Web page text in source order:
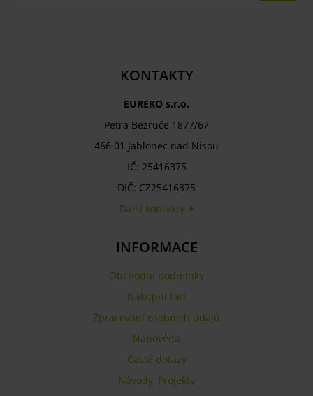
KONTAKTY
EUREKO s.r.o.
Petra Bezruče 1877/67
466 01 Jablonec nad Nisou
IČ: 25416375
DIČ: CZ25416375
Další kontakty
INFORMACE
Obchodní podmínky
Nákupní řád
Zpracování osobních údajů
Nápověda
Časté dotazy
Návody, Projekty